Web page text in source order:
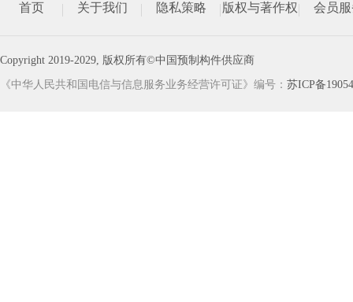
首页 关于我们 隐私策略 版权与著作权 会员
Copyright 2019-2029, 版权所有©中国预制构件供应商
《中华人民共和国电信与信息服务业务经营许可证》编号： 苏ICP备